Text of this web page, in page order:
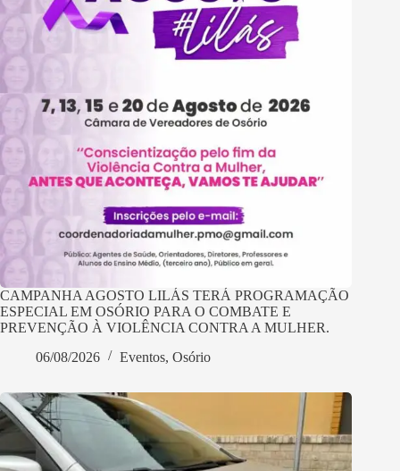
CAMPANHA AGOSTO LILÁS TERÁ PROGRAMAÇÃO
ESPECIAL EM OSÓRIO PARA O COMBATE E
PREVENÇÃO À VIOLÊNCIA CONTRA A MULHER.
06/08/2026
Eventos, Osório